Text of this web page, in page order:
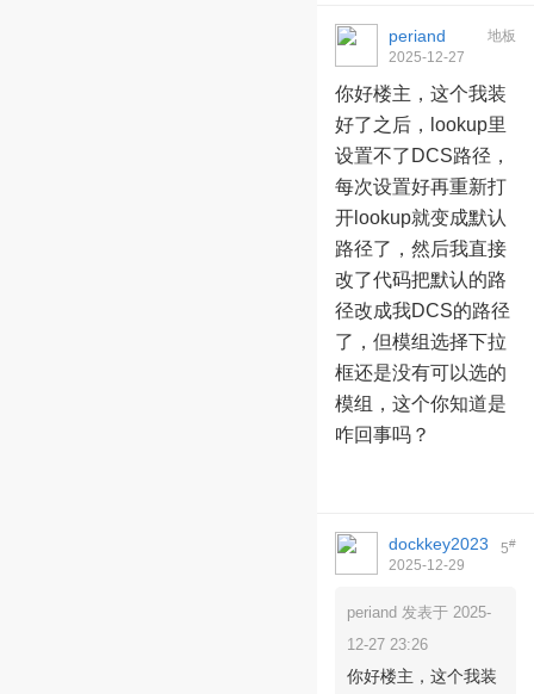
地板
periand
2025-12-27
你好楼主，这个我装
好了之后，lookup里
设置不了DCS路径，
每次设置好再重新打
开lookup就变成默认
路径了，然后我直接
改了代码把默认的路
径改成我DCS的路径
了，但模组选择下拉
框还是没有可以选的
模组，这个你知道是
咋回事吗？
5#
dockkey2023
2025-12-29
periand 发表于 2025-
12-27 23:26
你好楼主，这个我装